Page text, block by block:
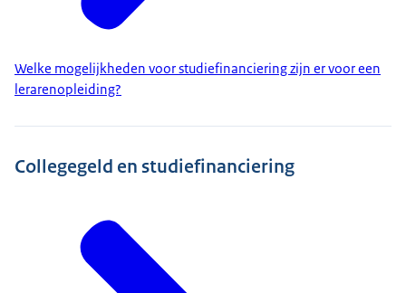
Welke mogelijkheden voor studiefinanciering zijn er voor een
lerarenopleiding?
Collegegeld en studiefinanciering